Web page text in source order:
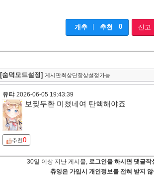
개추 추천 0 신고
[숨덕모드설정] 게시판최상단항상설정가능
유탸 2026-06-05 19:43:39
보찢두환 미쳤네여 탄핵해야죠
추천0
30일 이상 지난 게시물, 로그인을 하시면 댓글작
츄잉은 가입시 개인정보를 전혀 받지